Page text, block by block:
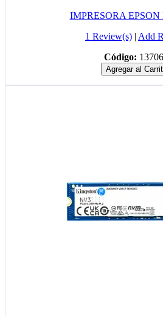
IMPRESORA EPSON
1 Review(s) | Add
Código:
Agregar al